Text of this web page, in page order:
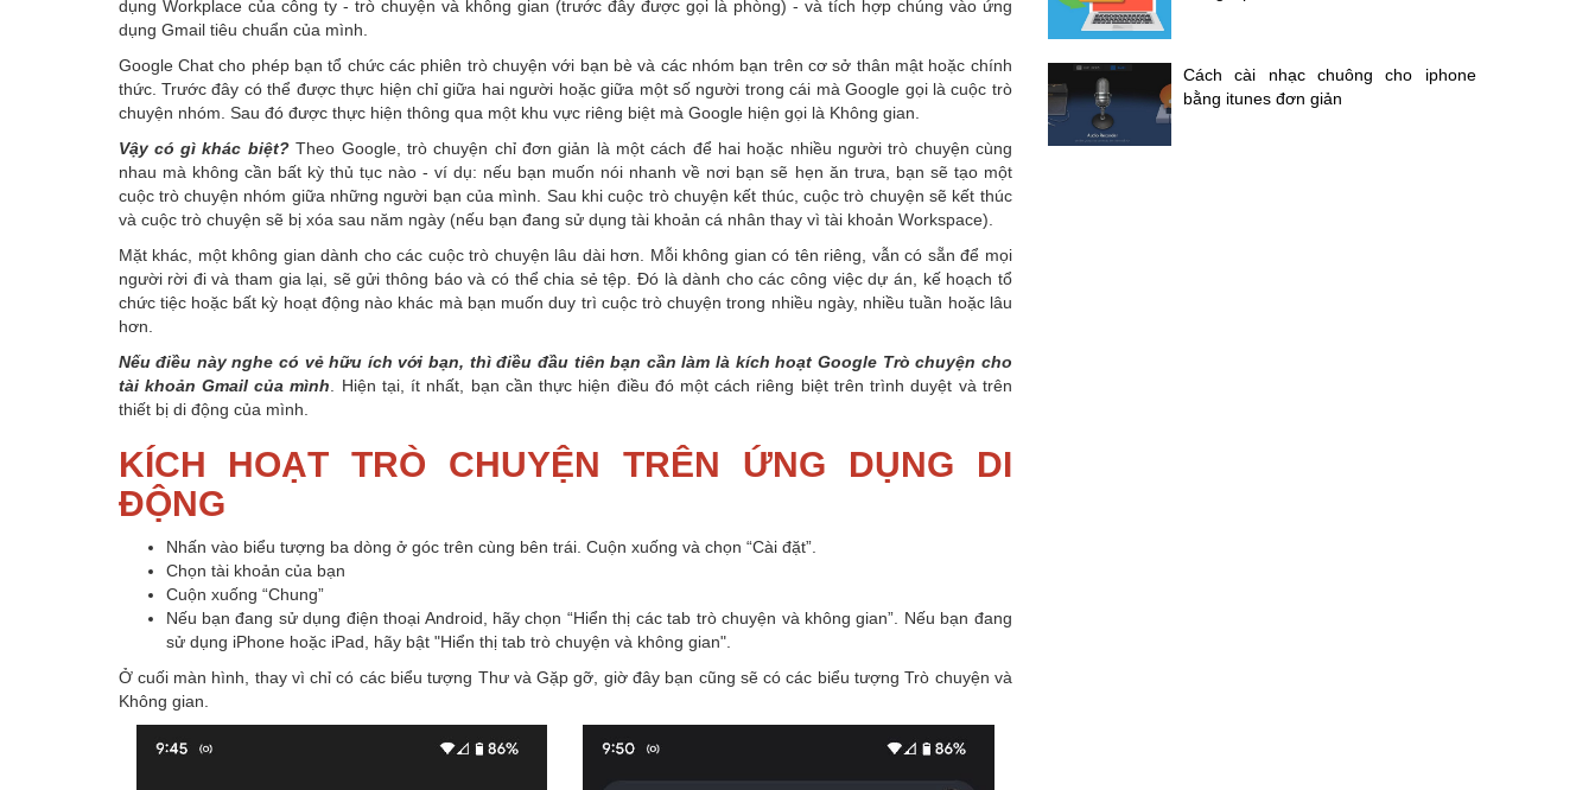
dụng Workplace của công ty - trò chuyện và không gian (trước đây được gọi là phòng) - và tích hợp chúng vào ứng
dụng Gmail tiêu chuẩn của mình.
Google Chat cho phép bạn tổ chức các phiên trò chuyện với bạn bè và các nhóm bạn trên cơ sở thân mật hoặc chính
thức. Trước đây có thể được thực hiện chỉ giữa hai người hoặc giữa một số người trong cái mà Google gọi là cuộc trò
chuyện nhóm. Sau đó được thực hiện thông qua một khu vực riêng biệt mà Google hiện gọi là Không gian.
Vậy có gì khác biệt?Theo Google, trò chuyện chỉ đơn giản là một cách để hai hoặc nhiều người trò chuyện cùng
nhau mà không cần bất kỳ thủ tục nào - ví dụ: nếu bạn muốn nói nhanh về nơi bạn sẽ hẹn ăn trưa, bạn sẽ tạo một
cuộc trò chuyện nhóm giữa những người bạn của mình. Sau khi cuộc trò chuyện kết thúc, cuộc trò chuyện sẽ kết thúc
và cuộc trò chuyện sẽ bị xóa sau năm ngày (nếu bạn đang sử dụng tài khoản cá nhân thay vì tài khoản Workspace).
Mặt khác, một không gian dành cho các cuộc trò chuyện lâu dài hơn. Mỗi không gian có tên riêng, vẫn có sẵn để mọi
người rời đi và tham gia lại, sẽ gửi thông báo và có thể chia sẻ tệp. Đó là dành cho các công việc dự án, kế hoạch tổ
chức tiệc hoặc bất kỳ hoạt động nào khác mà bạn muốn duy trì cuộc trò chuyện trong nhiều ngày, nhiều tuần hoặc lâu
hơn.
Nếu điều này nghe có vẻ hữu ích với bạn, thì điều đầu tiên bạn cần làm là kích hoạt Google Trò chuyện cho
tài khoản Gmail của mình . Hiện tại, ít nhất, bạn cần thực hiện điều đó một cách riêng biệt trên trình duyệt và trên
thiết bị di động của mình.
KÍCH HOẠT TRÒ CHUYỆN TRÊN ỨNG DỤNG DI
ĐỘNG
Nhấn vào biểu tượng ba dòng ở góc trên cùng bên trái. Cuộn xuống và chọn “Cài đặt”.
Chọn tài khoản của bạn
Cuộn xuống “Chung”
Nếu bạn đang sử dụng điện thoại Android, hãy chọn “Hiển thị các tab trò chuyện và không gian”. Nếu bạn đang
sử dụng iPhone hoặc iPad, hãy bật "Hiển thị tab trò chuyện và không gian".
Ở cuối màn hình, thay vì chỉ có các biểu tượng Thư và Gặp gỡ, giờ đây bạn cũng sẽ có các biểu tượng Trò chuyện và
Không gian.
Cách cài nhạc chuông cho iphone
bằng itunes đơn giản